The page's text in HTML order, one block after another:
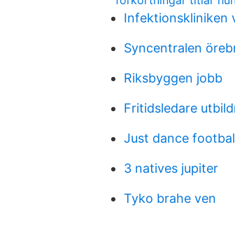
Infektionskliniken
Syncentralen
Riksbyggen jobb
Fritidsledare
Just dance
3 natives jupiter
Tyko brahe ven